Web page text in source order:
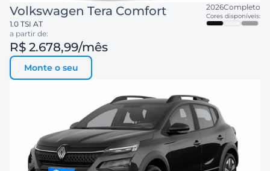
Volkswagen Tera Comfort
1.0 TSI AT
2026Completo
Cores disponíveis:
a partir de:
R$ 2.678,99/mês
Monte o seu